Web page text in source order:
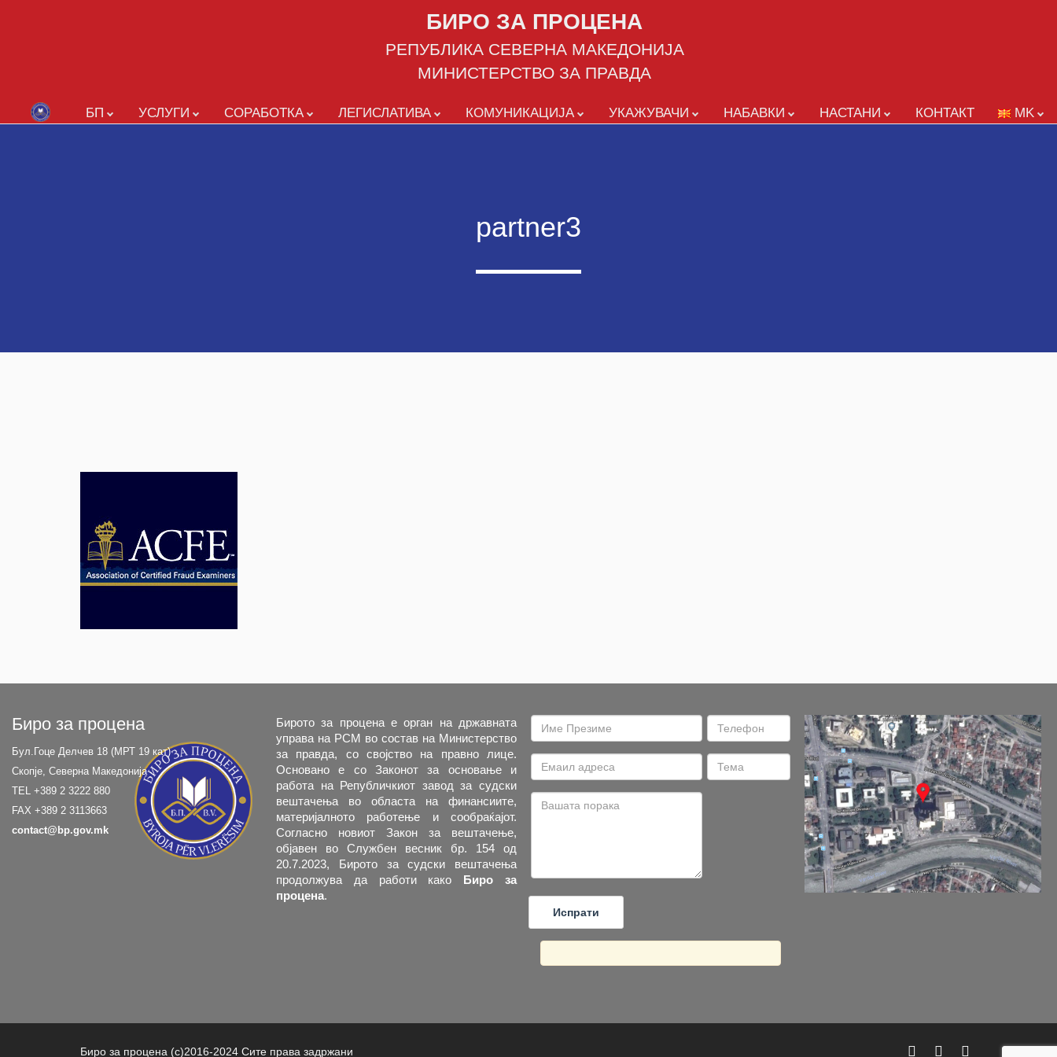
БИРО ЗА ПРОЦЕНА
РЕПУБЛИКА СЕВЕРНА МАКЕДОНИЈА
МИНИСТЕРСТВО ЗА ПРАВДА
БП УСЛУГИ СОРАБОТКА ЛЕГИСЛАТИВА КОМУНИКАЦИЈА УКАЖУВАЧИ НАБАВКИ НАСТАНИ КОНТАКТ MK
partner3
Биро за процена
Бул.Гоце Делчев 18 (МРТ 19 кат)
Скопје, Северна Македонија
TEL +389 2 3222 880
FAX +389 2 3113663
contact@bp.gov.mk
Бирото за процена е орган на државната
управа на РСМ во состав на Министерство
за правда, со својство на правно лице.
Основано е со Законот за основање и
работа на Републичкиот завод за судски
вештачења во областа на финансиите,
материјалното работење и сообраќајот.
Согласно новиот Закон за вештачење,
објавен во Службен весник бр. 154 од
20.7.2023, Бирото за судски вештачења
продолжува да работи како Биро за
процена.
Биро за процена (c)2016-2024 Сите права задржани